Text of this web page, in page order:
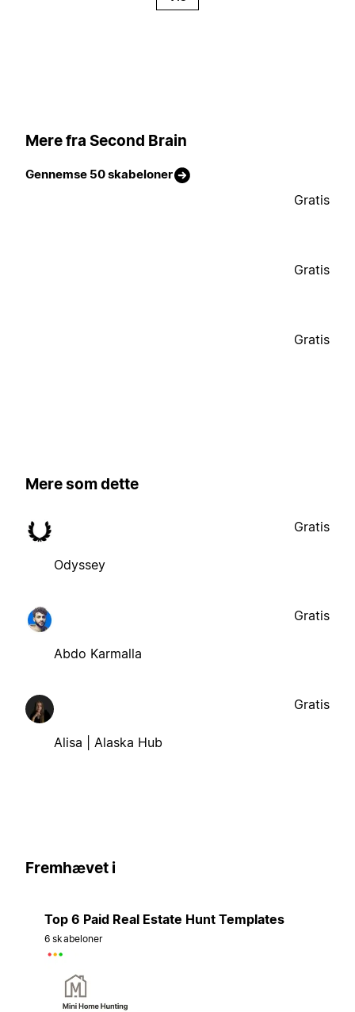
Mere fra Second Brain
Gennemse 50 skabeloner
Gratis
Gratis
Gratis
Mere som dette
Odyssey
Gratis
Abdo Karmalla
Gratis
Alisa | Alaska Hub
Gratis
Fremhævet i
Top 6 Paid Real Estate Hunt Templates
6 skabeloner